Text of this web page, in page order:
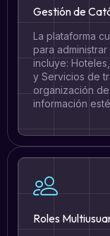
Gestión de
La plataforma
para
incluye:
y Servicios de
organización
información
Roles